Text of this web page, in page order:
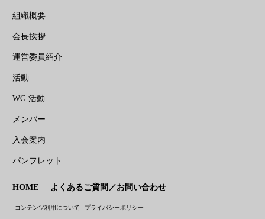
組織概要
会長挨拶
運営委員紹介
活動
WG 活動
メンバー
入会案内
パンフレット
HOME よくあるご質問／お問い合わせ
コンテンツ利用について プライバシーポリシー